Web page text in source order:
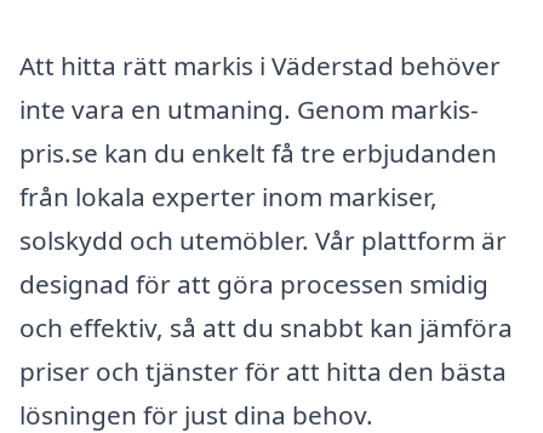
Att hitta rätt markis i Väderstad behöver
inte vara en utmaning. Genom markis-
pris.se kan du enkelt få tre erbjudanden
från lokala experter inom markiser,
solskydd och utemöbler. Vår plattform är
designad för att göra processen smidig
och effektiv, så att du snabbt kan jämföra
priser och tjänster för att hitta den bästa
lösningen för just dina behov.